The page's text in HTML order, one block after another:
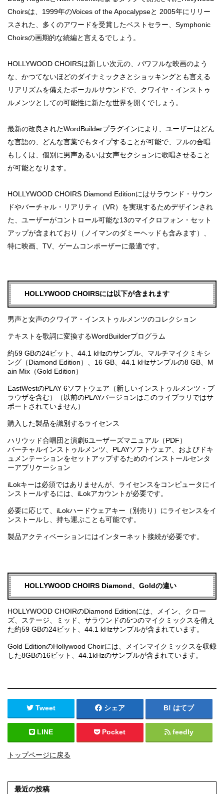
Choirsは、1999年のVoices of the Apocalypseと 2005年にリリー
スされた、多くのアワードを受賞したベストセラー、Symphonic
Choirsの画期的な続編と言えるでしょう。
HOLLYWOOD CHOIRSは新しい次元の、パワフルな映画のよう
な、かつてないほどのダイナミックさとショッキングとも言える
リアリズムを備えたボーカルサウンドで、クワイヤ・インストゥ
ルメンツとしての可能性に新たな世界を開くでしょう。
最新の改良されたWordBuilderプラグインにより、ユーザーはどん
な言語の、どんな言葉でもタイプすることが可能で、フルの合唱
もしくは、個別に男声あるいは女声セクションに歌唱させること
が可能となります。
HOLLYWOOD CHOIRS Diamond Editionにはサラウンド・サウン
ドやバーチャル・リアリティ（VR）を実現するためデザインされ
た、ユーザーがコントロール可能な13のマイクロフォン・セット
アップが含まれており（ノイマンのダミーヘッドも含みます）、
特に映画、TV、ゲームコンポーザーに最適です。
HOLLYWOOD CHOIRSには以下が含まれます
男声と女声のクワイア・インストゥルメンツのコレクション
テキストを歌詞に変換するWordBuilderプログラム
約59 GBの24ビット、44.1 kHzのサンプル、マルチマイクミキシ
ング（Diamond Edition）、16 GB、44.1 kHzサンプルの8 GB、M
ain Mix（Gold Edition）
EastWestのPLAY 6ソフトウェア（新しいインストゥルメンツ・ブ
ラウザを含む）（以前のPLAYバージョンはこのライブラリではサ
ポートされていません）
購入した製品を識別するライセンス
ハリウッド合唱団と演劇6ユーザーズマニュアル（PDF）
バーチャルインストゥルメンツ、PLAYソフトウェア、およびドキ
ュメンテーションをセットアップするためのインストールセンタ
ーアプリケーション
iLokキーは必須ではありませんが、ライセンスをコンピュータにイ
ンストールするには、iLokアカウントが必要です。
必要に応じて、iLokハードウェアキー（別売り）にライセンスをイ
ンストールし、持ち運ぶことも可能です。
製品アクティベーションにはインターネット接続が必要です。
HOLLYWOOD CHOIRS Diamond、Goldの違い
HOLLYWOOD CHOIRのDiamond Editionには、メイン、クロー
ズ、ステージ、ミッド、サラウンドの5つのマイクミックスを備え
た約59 GBの24ビット、44.1 kHzサンプルが含まれています。
Gold EditionのHollywood Choirには、メインマイクミックスを収録
した8GBの16ビット、44.1kHzのサンプルが含まれています。
Tweet シェア はてブ
LINE Pocket feedly
トップページに戻る
最近の投稿